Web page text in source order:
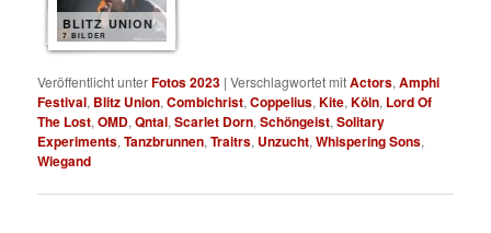
BLITZ UNION
7 BILDER
Veröffentlicht unterFotos 2023 |Verschlagwortet mitActors,Amphi
Festival, Blitz Union,Combichrist,Coppelius,Kite,Köln, Lord Of
The Lost,OMD,Qntal,Scarlet Dorn,Schöngeist,Solitary
Experiments,Tanzbrunnen,Traitrs, Unzucht,Whispering Sons,
Wiegand